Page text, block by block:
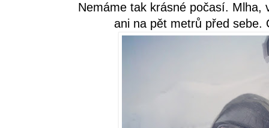
Nemáme tak krásné počasí. Mlha,
ani na pět metrů před